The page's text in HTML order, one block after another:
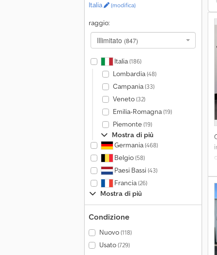
Italia
(modifica)
raggio:
Illimitato (847)
Italia(186)
Lombardia(48)
Campania(33)
Veneto(32)
Emilia-Romagna(19)
Piemonte(19)
Mostra di più
Germania(468)
Belgio(58)
Paesi Bassi(43)
Francia(26)
Mostra di più
Condizione
Nuovo(118)
Usato(729)